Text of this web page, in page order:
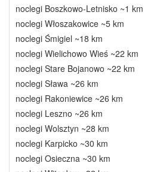
noclegi Boszkowo-Letnisko ~1 km
noclegi Włoszakowice ~5 km
noclegi Śmigiel ~18 km
noclegi Wielichowo Wieś ~22 km
noclegi Stare Bojanowo ~22 km
noclegi Sława ~26 km
noclegi Rakoniewice ~26 km
noclegi Leszno ~26 km
noclegi Wolsztyn ~28 km
noclegi Karpicko ~30 km
noclegi Osieczna ~30 km